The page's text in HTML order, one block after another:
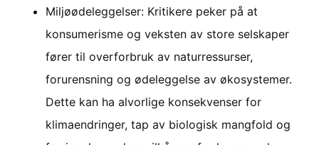
Miljøødeleggelser: Kritikere peker på at
konsumerisme og veksten av store selskaper
fører til overforbruk av naturressurser,
forurensning og ødeleggelse av økosystemer.
Dette kan ha alvorlige konsekvenser for
klimaendringer, tap av biologisk mangfold og